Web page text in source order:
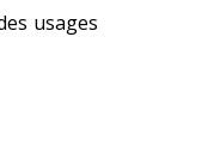
usages